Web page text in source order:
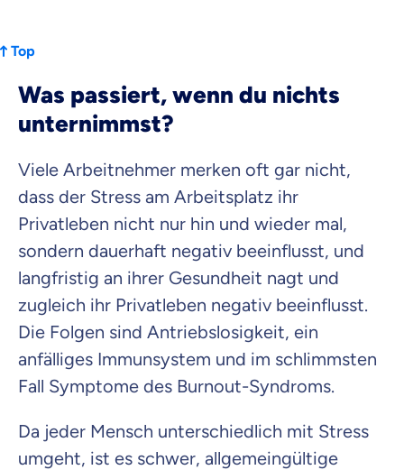
Top
Was passiert, wenn du nichts
unternimmst?
Viele Arbeitnehmer merken oft gar nicht,
dass der Stress am Arbeitsplatz ihr
Privatleben nicht nur hin und wieder mal,
sondern dauerhaft negativ beeinflusst, und
langfristig an ihrer Gesundheit nagt und
zugleich ihr Privatleben negativ beeinflusst.
Die Folgen sind Antriebslosigkeit, ein
anfälliges Immunsystem und im schlimmsten
Fall Symptome des Burnout-Syndroms.
Da jeder Mensch unterschiedlich mit Stress
umgeht, ist es schwer, allgemeingültige